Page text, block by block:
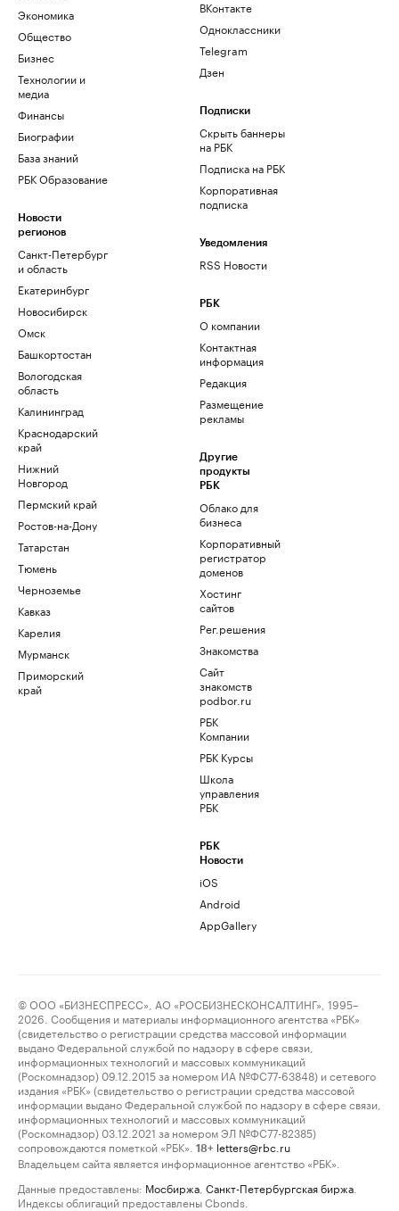
Экономика
Общество
Бизнес
Технологии и
медиа
Финансы
Биографии
База знаний
РБК Образование
Новости
регионов
Санкт-Петербург
и область
Екатеринбург
Новосибирск
Омск
Башкортостан
Вологодская
область
Калининград
Краснодарский
край
Нижний
Новгород
Пермский край
Ростов-на-Дону
Татарстан
Тюмень
Черноземье
Кавказ
Карелия
Мурманск
Приморский
край
ВКонтакте
Одноклассники
Telegram
Дзен
Подписки
Скрыть баннеры
на РБК
Подписка на РБК
Корпоративная
подписка
Уведомления
RSS Новости
РБК
О компании
Контактная
информация
Редакция
Размещение
рекламы
Другие
продукты
РБК
Облако для
бизнеса
Корпоративный
регистратор
доменов
Хостинг
сайтов
Рег.решения
Знакомства
Сайт
знакомств
podbor.ru
РБК
Компании
РБК Курсы
Школа
управления
РБК
РБК
Новости
iOS
Android
AppGallery
© ООО «БИЗНЕСПРЕСС», АО «РОСБИЗНЕСКОНСАЛТИНГ», 1995–
2026. Сообщения и материалы информационного агентства «РБК»
(свидетельство о регистрации средства массовой информации
выдано Федеральной службой по надзору в сфере связи,
информационных технологий и массовых коммуникаций
(Роскомнадзор) 09.12.2015 за номером ИА №ФС77-63848) и сетевого
издания «РБК» (свидетельство о регистрации средства массовой
информации выдано Федеральной службой по надзору в сфере связи,
информационных технологий и массовых коммуникаций
(Роскомнадзор) 03.12.2021 за номером ЭЛ №ФС77-82385)
сопровождаются пометкой «РБК».
18+ letters@rbc.ru
Владельцем сайта является информационное агентство «РБК».
Данные предоставлены: Мосбиржа Санкт-Петербургская биржа
Индексы облигаций предоставлены Cbonds.